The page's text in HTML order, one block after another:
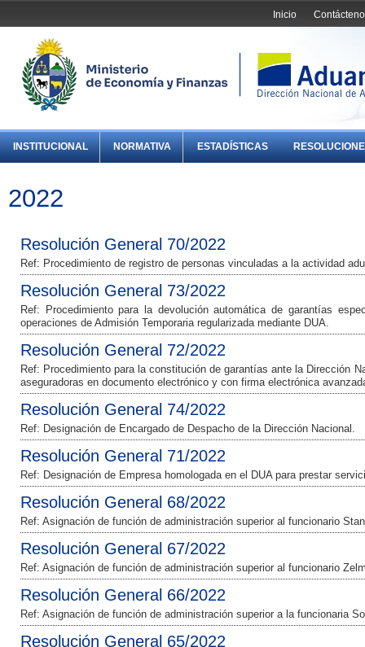
Inicio
INSTITUCIONAL NORMATIVA ESTADÍSTICAS
2022
Resolución General 70/2022
Ref: Procedimiento de registro de personas vinculadas a la actividad
Resolución General 73/2022
Ref: Procedimiento para la devolución automática de garantías
operaciones de Admisión Temporaria regularizada mediante DUA.
Resolución General 72/2022
Ref: Procedimiento para la constitución de garantías ante la Dirección
aseguradoras en documento electrónico y con firma electrónica
Resolución General 74/2022
Ref: Designación de Encargado de Despacho de la Dirección Nacional.
Resolución General 71/2022
Ref: Designación de Empresa homologada en el DUA para prestar
Resolución General 68/2022
Ref: Asignación de función de administración superior al funcionario
Resolución General 67/2022
Ref: Asignación de función de administración superior al funcionario
Resolución General 66/2022
Ref: Asignación de función de administración superior a la funcionaria
Resolución General 65/2022